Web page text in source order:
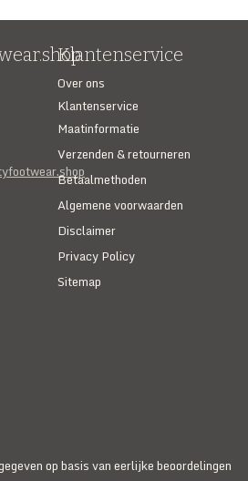
Klantenservice
Over ons
Klantenservice
Maatinformatie
Verzenden & retourneren
Betaalmethoden
Algemene voorwaarden
Disclaimer
Privacy Policy
Sitemap
op basis van eerlijke beoordelingen